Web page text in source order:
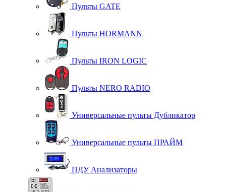
Пульты GATE
Пульты HORMANN
Пульты IRON LOGIC
Пульты NERO RADIO
Универсальные пульты Дубликатор
Универсальные пульты ПРАЙМ
ПДУ Анализаторы